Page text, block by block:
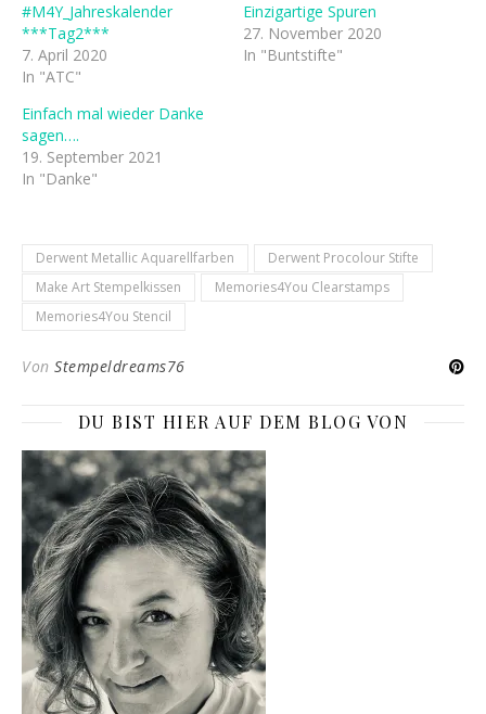
#M4Y_Jahreskalender
***Tag2***
7. April 2020
In "ATC"
Einzigartige Spuren
27. November 2020
In "Buntstifte"
Einfach mal wieder Danke
sagen….
19. September 2021
In "Danke"
Derwent Metallic Aquarellfarben
Derwent Procolour Stifte
Make Art Stempelkissen
Memories4You Clearstamps
Memories4You Stencil
Von Stempeldreams76
DU BIST HIER AUF DEM BLOG VON